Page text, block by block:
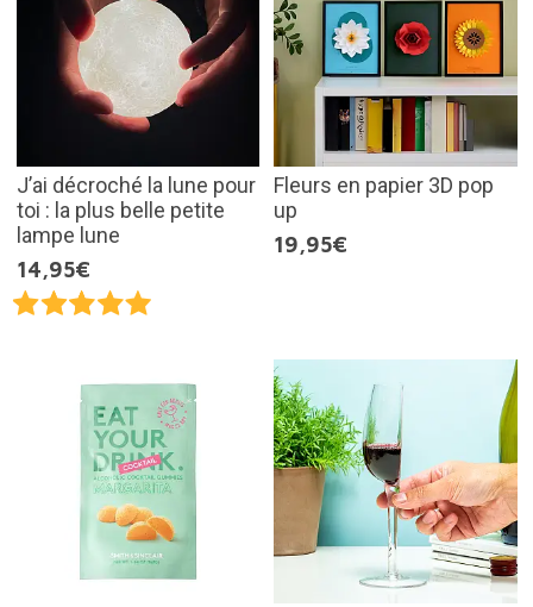
J’ai décroché la lune pour
toi : la plus belle petite
lampe lune
14,95€
Fleurs en papier 3D pop
up
19,95€